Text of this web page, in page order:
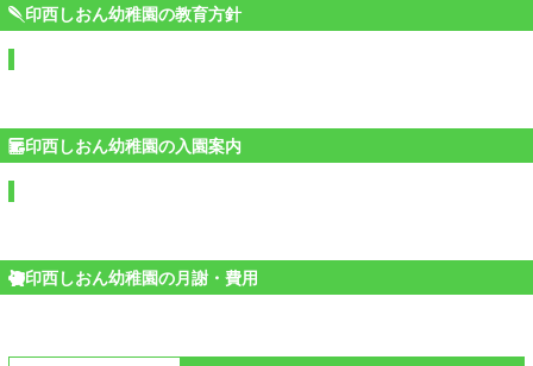
印西しおん幼稚園の教育方針
印西しおん幼稚園の入園案内
印西しおん幼稚園の月謝・費用